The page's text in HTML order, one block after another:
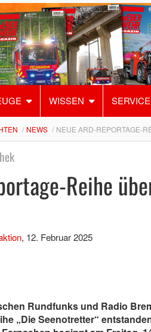
WISSEN SERVICE
NEWS NEUE ARD-REPORTAGE-
Reihe
, 12. Februar 2025
Rundfunks und Radio
„Die Seenotretter“